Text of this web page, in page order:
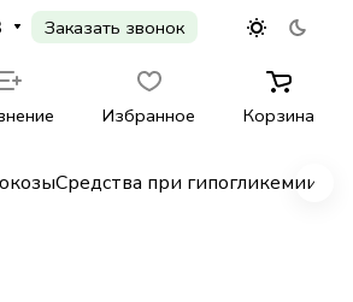
Заказать звонок
Избранное Корзина
Средства при гипогликемии